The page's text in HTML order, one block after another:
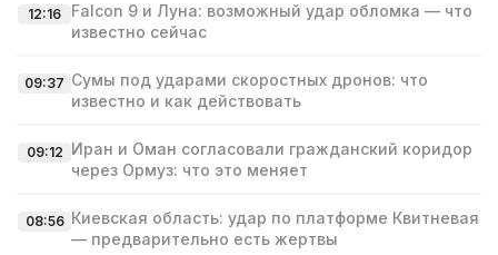
12:16
Falcon 9 и Луна: возможный удар обломка — что
известно сейчас
09:37 Сумы под ударами скоростных дронов: что
известно и как действовать
09:12 Иран и Оман согласовали гражданский коридор
через Ормуз: что это меняет
08:56 Киевская область: удар по платформе Квитневая
— предварительно есть жертвы